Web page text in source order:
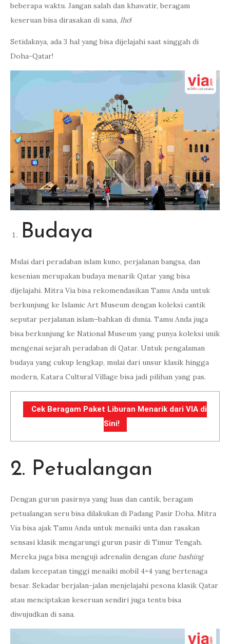
beberapa waktu. Jangan salah dan khawatir, beragam
keseruan bisa dirasakan di sana, lho!
Setidaknya, ada 3 hal yang bisa dijelajahi saat singgah di
Doha-Qatar!
Budaya
Mulai dari peradaban islam kuno, perjalanan bangsa, dan
kesenian merupakan budaya menarik Qatar yang bisa
dijelajahi. Mitra Via bisa rekomendasikan Tamu Anda untuk
berkunjung ke Islamic Art Museum dengan koleksi cantik
seputar perjalanan islam–bahkan di dunia. Tamu Anda juga
bisa berkunjung ke National Museum yang punya koleksi unik
mengenai sejarah peradaban di Qatar. Untuk pengalaman
budaya yang cukup lengkap, mulai dari unsur klasik hingga
modern, Katara Cultural Village bisa jadi pilihan yang pas.
Cek Beragam Paket Liburan Menarik dari VIA di
Sini!
2. Petualangan
Dengan gurun pasirnya yang luas dan cantik, beragam
petualangan seru bisa dilakukan di Padang Pasir Doha. Mitra
Via bisa ajak Tamu Anda untuk menaiki unta dan rasakan
sensasi klasik mengarungi gurun pasir di Timur Tengah.
Mereka juga bisa menguji adrenalin dengan dune bashing
dalam kecepatan tinggi menaiki mobil 4×4 yang bertenaga
besar. Sekadar berjalan-jalan menjelajahi pesona klasik Qatar
atau menciptakan keseruan sendiri juga tentu bisa
diwujudkan di sana.